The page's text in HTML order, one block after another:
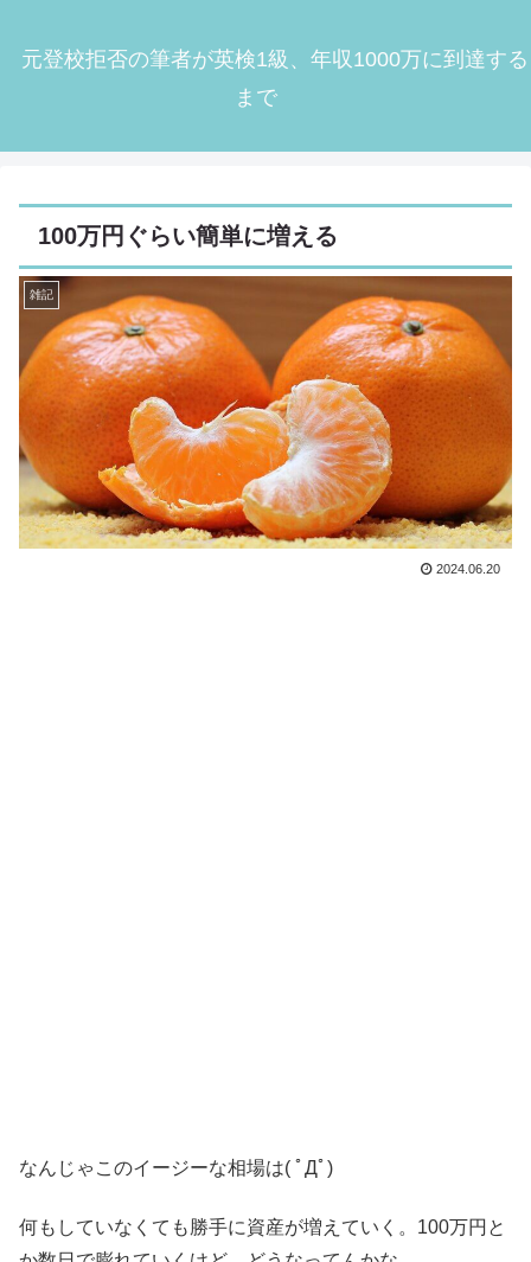
元登校拒否の筆者が英検1級、年収1000万に到達する
まで
100万円ぐらい簡単に増える
雑記
2024.06.20
なんじゃこのイージーな相場は( ﾟДﾟ)
何もしていなくても勝手に資産が増えていく。100万円と